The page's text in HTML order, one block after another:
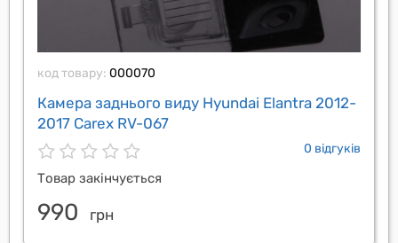
код товару: 000070
Камера заднього виду Hyundai Elantra 2012-
2017 Carex RV-067
0 відгуків
Товар закінчується
990 грн